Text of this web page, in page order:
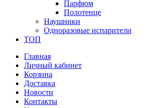
Парфюм
Полотенце
Наушники
Одноразовые испарители
ТОП
Главная
Личный кабинет
Корзина
Доставка
Новости
Контакты